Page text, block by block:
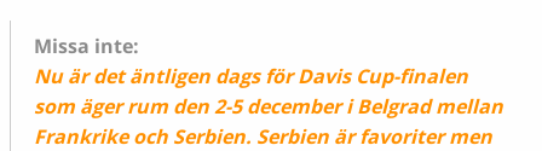
Missa inte:
Nu är det äntligen dags för Davis Cup-finalen
som äger rum den 2-5 december i Belgrad mellan
Frankrike och Serbien. Serbien är favoriter men